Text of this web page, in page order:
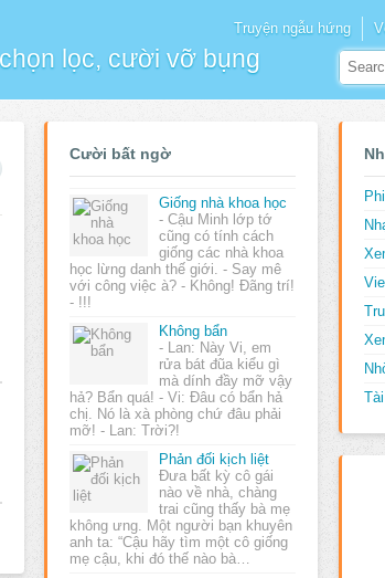
lọc, cười vỡ bụng
Truyện ngẫu hứng
Cười bất ngờ
Giống nhà khoa học
- Cậu Minh lớp tớ
cũng có tính cách
giống các nhà khoa
học lừng danh thế giới. - Say mê
với công việc à? - Không! Đãng trí!
- !!!
Không bẩn
- Lan: Này Vi, em
rửa bát đũa kiểu gì
mà dính đầy mỡ vậy
hả? Bẩn quá! - Vi: Đâu có bẩn hả
chị. Nó là xà phòng chứ đâu phải
mỡ! - Lan: Trời?!
Phản đối kịch liệt
Đưa bất kỳ cô gái
nào về nhà, chàng
trai cũng thấy bà mẹ
không ưng. Một người bạn khuyên
anh ta: “Cậu hãy tìm một cô giống
mẹ cậu, khi đó thế nào bà…